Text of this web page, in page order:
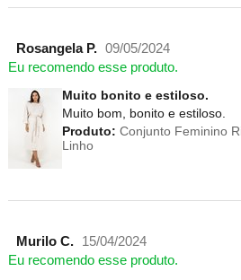
Rosangela P. 09/05/2024
Eu recomendo esse produto.
Muito bonito e estiloso.
Muito bom, bonito e estiloso.
Produto: Conjunto Feminino
Linho
Murilo C.
15/04/2024
Eu recomendo esse produto.